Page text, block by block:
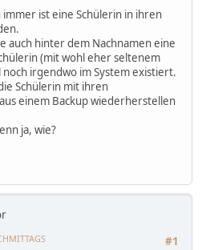
ist eine Schülerin in ihren
auch hinter dem Nachnamen eine
(mit wohl eher seltenem
irgendwo im System existiert.
Schülerin mit ihren
einem Backup wiederherstellen
ja, wie?
#1